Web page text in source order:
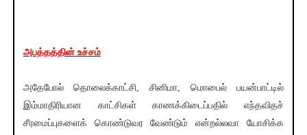
அபத்தத்தின் உச்சம்
அதேபோல் தொலைக்காட்சி, சினிமா, மொபைல் பயன்பாட்டில்
இம்மாதிரியான காட்சிகள் காணக்கிடைப்பதில் எந்தவிதச்
சீரமைப்புகளைக் கொண்டுவர வேண்டும் என்றல்லவா யோசிக்க